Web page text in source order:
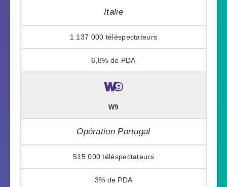
Italie
1 137 000
6,8%
W9
Opération Portugal
515 000
3%